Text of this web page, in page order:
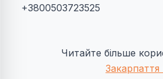
+3800503723525
Читайте більше
Закарпаття